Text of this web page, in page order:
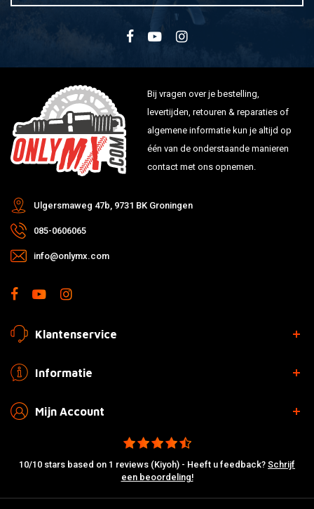
Bij vragen over je bestelling,
levertijden, retouren & reparaties of
algemene informatie kun je altijd op
één van de onderstaande manieren
contact met ons opnemen.
Ulgersmaweg 47b, 9731 BK Groningen
085-0606065
info@onlymx.com
Klantenservice
Informatie
Mijn Account
10/10 stars based on 1 reviews (Kiyoh) - Heeft u feedback? Schrijf
een beoordeling!